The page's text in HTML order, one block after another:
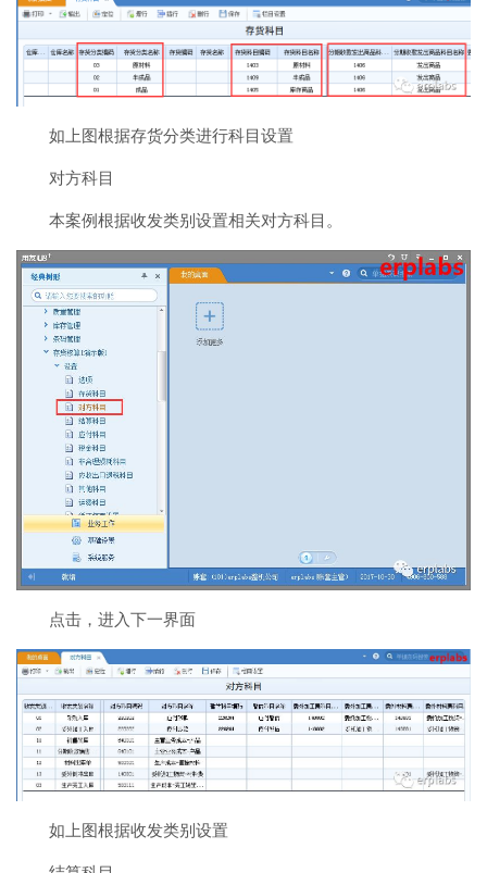
如上图根据存货分类进行科目设置
对方科目
本案例根据收发类别设置相关对方科目。
点击，进入下一界面
如上图根据收发类别设置